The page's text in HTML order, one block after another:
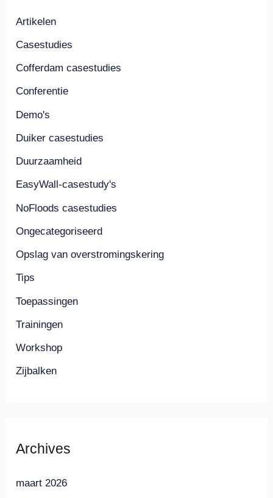
Artikelen
Casestudies
Cofferdam casestudies
Conferentie
Demo's
Duiker casestudies
Duurzaamheid
EasyWall-casestudy's
NoFloods casestudies
Ongecategoriseerd
Opslag van overstromingskering
Tips
Toepassingen
Trainingen
Workshop
Zijbalken
Archives
maart 2026